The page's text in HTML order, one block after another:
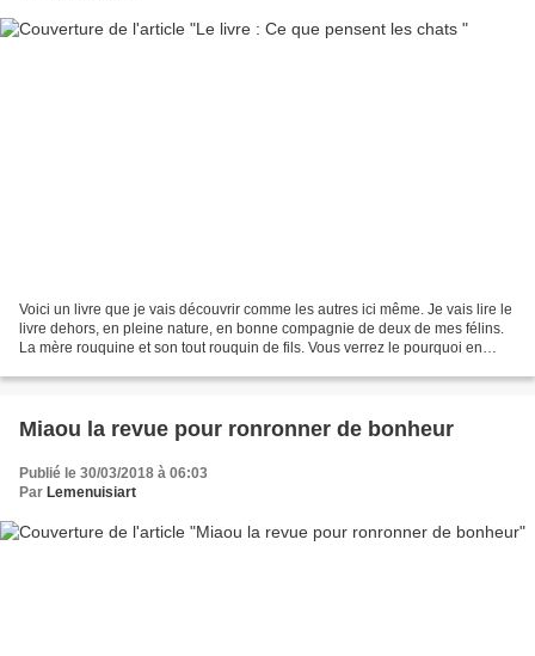
Voici un livre que je vais découvrir comme les autres ici même. Je vais lire le
livre dehors, en pleine nature, en bonne compagnie de deux de mes félins.
La mère rouquine et son tout rouquin de fils. Vous verrez le pourquoi en
Miaou la revue pour ronronner de bonheur
Publié le 30/03/2018 à 06:03
Par Lemenuisiart